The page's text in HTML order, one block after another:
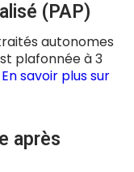
(PAP)
autonomes
plafonnée à 3
En savoir plus sur
après